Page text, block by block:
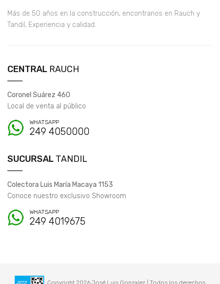
Más de 50 años en la construcción, encontranos en Rauch y
Tandil, Experiencia y calidad.
CENTRAL RAUCH
Coronel Suárez 460
Local de venta al público
WHATSAPP
249 4050000
SUCURSAL TANDIL
Colectora Luis María Macaya 1153
Conoce nuestro exclusivo Showroom
WHATSAPP
249 4019675
Copyright 2026 José Luis Gonzalez | Todos los derechos